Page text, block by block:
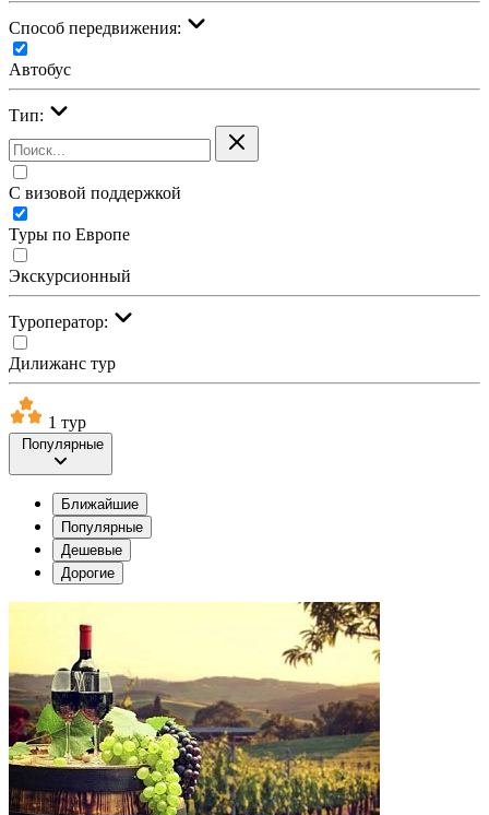
Cпособ передвижения:
Автобус
Тип:
С визовой поддержкой
Туры по Европе
Экскурсионный
Туроператор:
Дилижанс тур
1 тур
Популярные
Ближайшие
Популярные
Дешевые
Дорогие